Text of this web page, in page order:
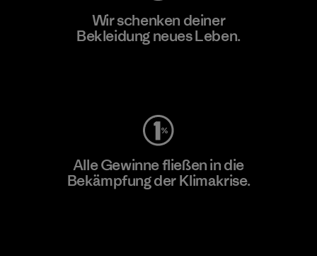
Wir schenken deiner
Bekleidung neues Leben.
Alle Gewinne fließen in die
Bekämpfung der Klimakrise.